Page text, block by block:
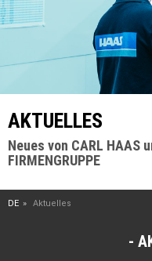
AKTUELLES
Neues von CARL HAAS
FIRMENGRUPPE
DE Aktuelles